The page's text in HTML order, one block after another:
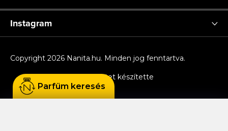
Instagram
Shoptet készítette
Copyright 2026 Nanita.hu. Minden jog fenntartva.
Parfüm keresés